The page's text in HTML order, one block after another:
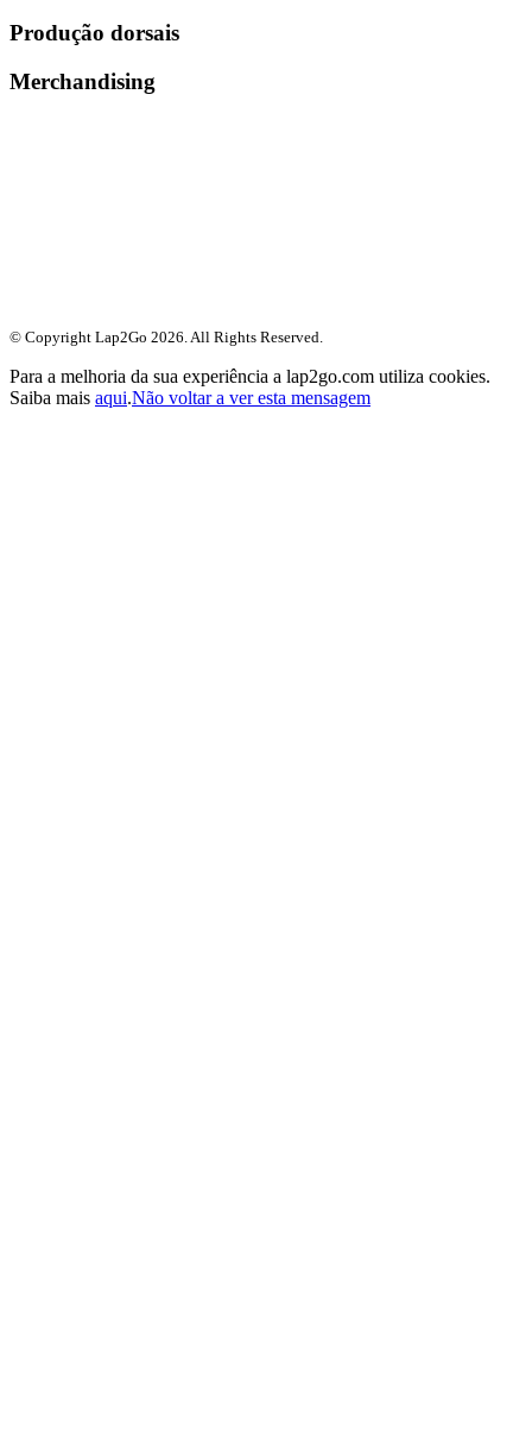
Produção dorsais
Merchandising
© Copyright Lap2Go 2026. All Rights Reserved.
Para a melhoria da sua experiência a lap2go.com utiliza cookies.
Saiba mais aqui.Não voltar a ver esta mensagem